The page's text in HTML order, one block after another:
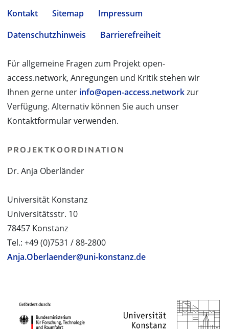
Kontakt Sitemap
Impressum
Datenschutzhinweis
Barrierefreiheit
Für allgemeine Fragen zum Projekt open-
access.network, Anregungen und Kritik stehen wir
Ihnen gerne unter info@open-access.networkzur
Verfügung. Alternativ können Sie auch unser
Kontaktformular verwenden.
PROJEKTKOORDINATION
Dr. Anja Oberländer
Universität Konstanz
Universitätsstr. 10
78457 Konstanz
Tel.: +49 (0)7531 / 88-2800
Anja.Oberlaender@uni-konstanz.de